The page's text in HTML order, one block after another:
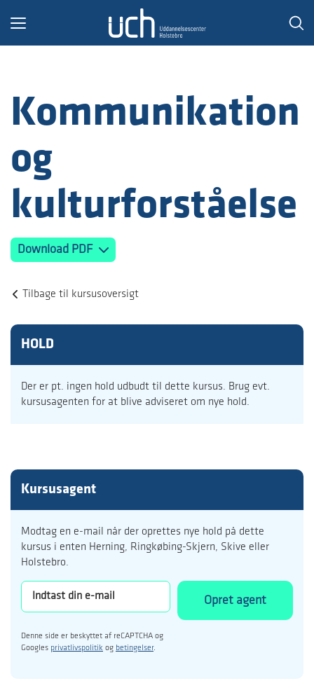
Toggle
Kommunikation
og
kulturforståelse
Download PDF
Tilbage til kursusoversigt
HOLD
Der er pt. ingen hold udbudt til dette kursus. Brug evt.
kursusagenten for at blive adviseret om nye hold.
Kursusagent
Modtag en e-mail når der oprettes nye hold på dette
kursus i enten Herning, Ringkøbing-Skjern, Skive eller
Holstebro.
Opret agent
Denne side er beskyttet af reCAPTCHA og
Googles privatlivspolitik og betingelser.